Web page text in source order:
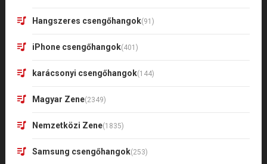
Hangszeres csengőhangok(91)
iPhone csengőhangok(401)
karácsonyi csengőhangok(144)
Magyar Zene(2349)
Nemzetközi Zene(1835)
Samsung csengőhangok(253)